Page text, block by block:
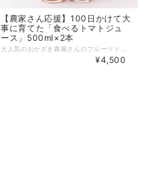
【農家さん応援】100日かけて大
事に育てた「食べるトマトジュ
ース」500ml×2本
¥4,500